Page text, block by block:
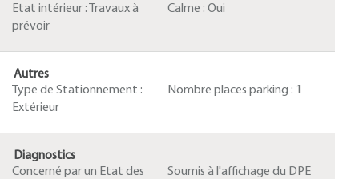
Etat intérieur :
Travaux à
prévoir
Calme : Oui
Autres
Type de Stationnement :
Extérieur
Nombre places parking : 1
Diagnostics
Concerné par un Etat des
Soumis à l'affichage du DPE